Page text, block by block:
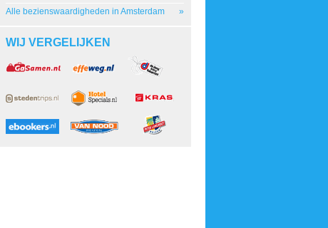
Alle bezienswaardigheden in Amsterdam
»
WIJ VERGELIJKEN